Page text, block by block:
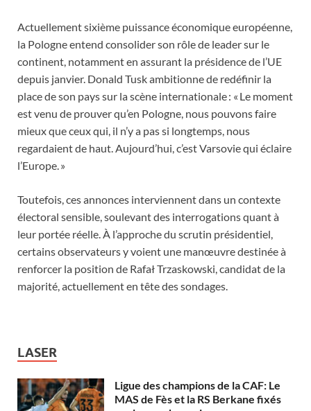
Actuellement sixième puissance économique européenne,
la Pologne entend consolider son rôle de leader sur le
continent, notamment en assurant la présidence de l’UE
depuis janvier. Donald Tusk ambitionne de redéfinir la
place de son pays sur la scène internationale : « Le moment
est venu de prouver qu’en Pologne, nous pouvons faire
mieux que ceux qui, il n’y a pas si longtemps, nous
regardaient de haut. Aujourd’hui, c’est Varsovie qui éclaire
l’Europe. »
Toutefois, ces annonces interviennent dans un contexte
électoral sensible, soulevant des interrogations quant à
leur portée réelle. À l’approche du scrutin présidentiel,
certains observateurs y voient une manœuvre destinée à
renforcer la position de Rafał Trzaskowski, candidat de la
majorité, actuellement en tête des sondages.
LASER
Ligue des champions de la CAF: Le
MAS de Fès et la RS Berkane fixés